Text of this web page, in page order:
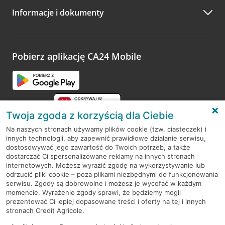
Zachęcamy do podzielenia się z nami opinią o wizycie.
opinie.
Informacje i dokumenty
Pobierz aplikację CA24 Mobile
RODO
Regulamin serwisu
Mapa serwisu
PolitykaCookies
Twoja zgoda z korzyścią dla Ciebie
Na naszych stronach używamy plików cookie (tzw. ciasteczek) i
innych technologii, aby zapewnić prawidłowe działanie serwisu,
dostosowywać jego zawartość do Twoich potrzeb, a także
dostarczać Ci spersonalizowane reklamy na innych stronach
internetowych. Możesz wyrazić zgodę na wykorzystywanie lub
odrzucić pliki cookie – poza plikami niezbędnymi do funkcjonowania
serwisu. Zgody są dobrowolne i możesz je wycofać w każdym
momencie. Wyrażenie zgody sprawi, że będziemy mogli
prezentować Ci lepiej dopasowane treści i oferty na tej i innych
stronach Credit Agricole.